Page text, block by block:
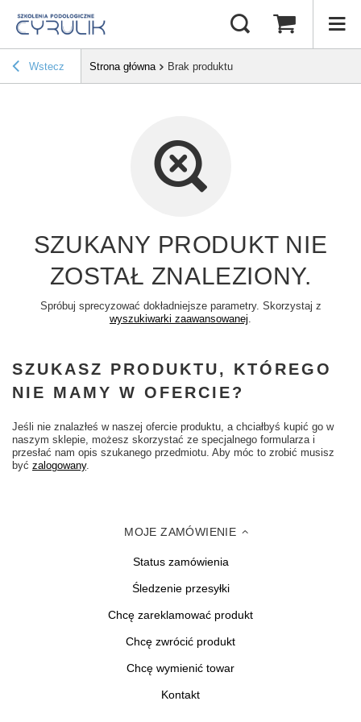
Wstecz Strona główna Brak produktu
SZUKANY PRODUKT NIE
ZOSTAŁ ZNALEZIONY.
Spróbuj sprecyzować dokładniejsze parametry. Skorzystaj z
wyszukiwarki zaawansowanej.
SZUKASZ PRODUKTU, KTÓREGO
NIE MAMY W OFERCIE?
Jeśli nie znalazłeś w naszej ofercie produktu, a chciałbyś kupić go w
naszym sklepie, możesz skorzystać ze specjalnego formularza i
przesłać nam opis szukanego przedmiotu. Aby móc to zrobić musisz
być zalogowany.
MOJE ZAMÓWIENIE
Status zamówienia
Śledzenie przesyłki
Chcę zareklamować produkt
Chcę zwrócić produkt
Chcę wymienić towar
Kontakt